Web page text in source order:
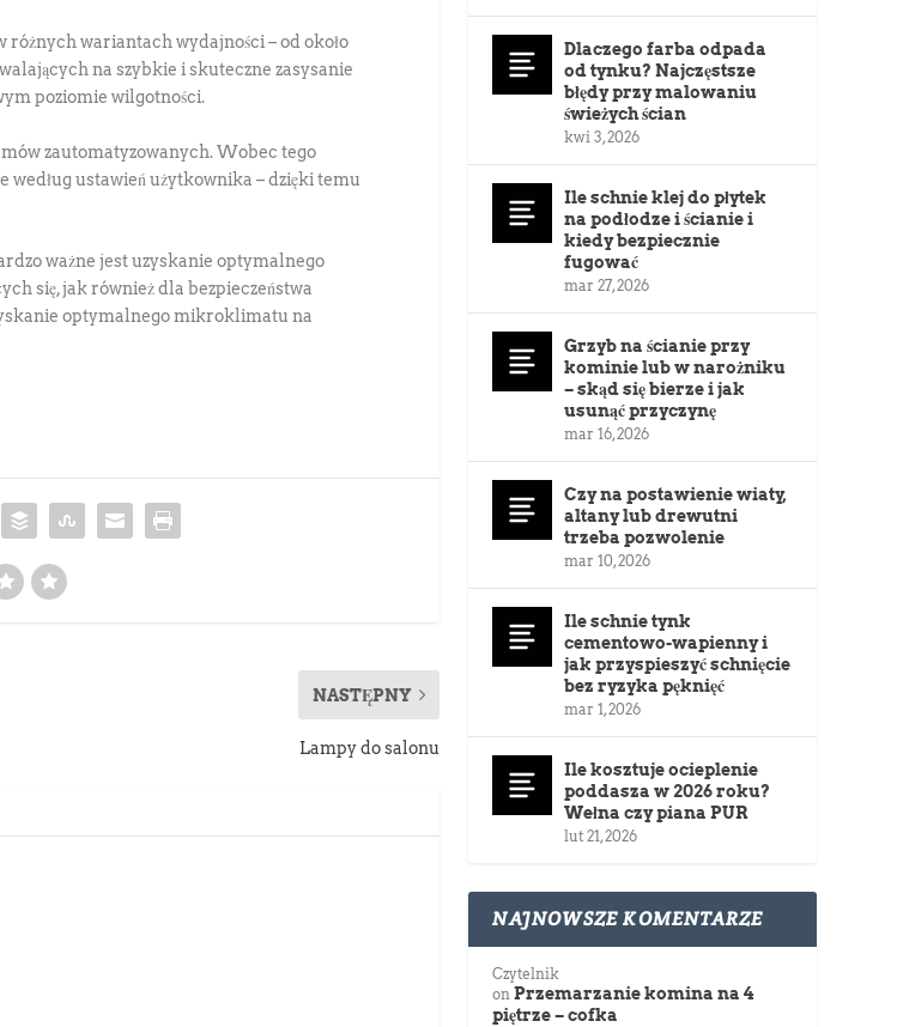
różnych wariantach wydajności – od około
na szybkie i skuteczne zasysanie
poziomie wilgotności.
zautomatyzowanych. Wobec tego
według ustawień użytkownika – dzięki temu
ważne jest uzyskanie optymalnego
się, jak również dla bezpieczeństwa
optymalnego mikroklimatu na
NASTĘPNY
Lampy do salonu
Dlaczego farba odpada
od tynku? Najczęstsze
błędy przy malowaniu
świeżych ścian
kwi 3, 2026
Ile schnie klej do płytek
na podłodze i ścianie i
kiedy bezpiecznie
fugować
mar 27, 2026
Grzyb na ścianie przy
kominie lub w narożniku
– skąd się bierze i jak
usunąć przyczynę
mar 16, 2026
Czy na postawienie wiaty,
altany lub drewutni
trzeba pozwolenie
mar 10, 2026
Ile schnie tynk
cementowo-wapienny i
jak przyspieszyć schnięcie
bez ryzyka pęknięć
mar 1, 2026
Ile kosztuje ocieplenie
poddasza w 2026 roku?
Wełna czy piana PUR
lut 21, 2026
NAJNOWSZE KOMENTARZE
Czytelnik
onPrzemarzanie komina na 4
piętrze – cofka